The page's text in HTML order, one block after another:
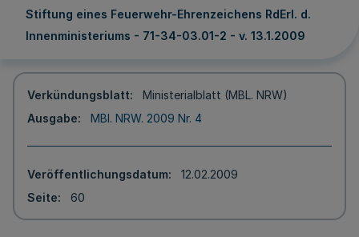
Stiftung eines Feuerwehr-Ehrenzeichens RdErl. d.
Innenministeriums - 71-34-03.01-2 - v. 13.1.2009
Verkündungsblatt
Ministerialblatt (MBL. NRW)
Ausgabe
MBl. NRW. 2009 Nr. 4
Veröffentlichungsdatum
12.02.2009
Seite
60